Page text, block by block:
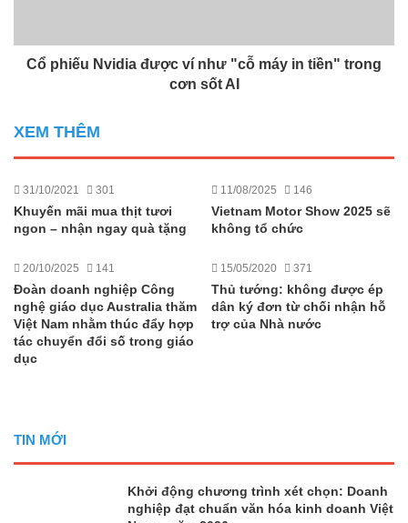
Cổ phiếu Nvidia được ví như "cỗ máy in tiền" trong
cơn sốt AI
XEM THÊM
31/10/2021 301
Khuyến mãi mua thịt tươi
ngon – nhận ngay quà tặng
11/08/2025 146
Vietnam Motor Show 2025 sẽ
không tổ chức
20/10/2025 141
Đoàn doanh nghiệp Công
nghệ giáo dục Australia thăm
Việt Nam nhằm thúc đẩy hợp
tác chuyển đổi số trong giáo
dục
15/05/2020 371
Thủ tướng: không được ép
dân ký đơn từ chối nhận hỗ
trợ của Nhà nước
TIN MỚI
Khởi động chương trình xét chọn: Doanh
nghiệp đạt chuẩn văn hóa kinh doanh Việt